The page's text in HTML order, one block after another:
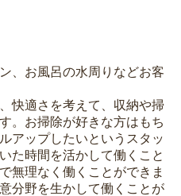
、お風呂の水周りなどお客
快適さを考えて、収納や掃
。お掃除が好きな方はもち
アップしたいというスタッ
た時間を活かして働くこと
無理なく働くことができま
分野を生かして働くことが